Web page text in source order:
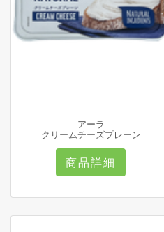
アーラ
クリームチーズプレーン
商品詳細